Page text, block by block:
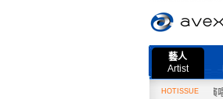
藝人
Artist
HOTISSUE
2月27日『Need More Live』演唱會取消公告